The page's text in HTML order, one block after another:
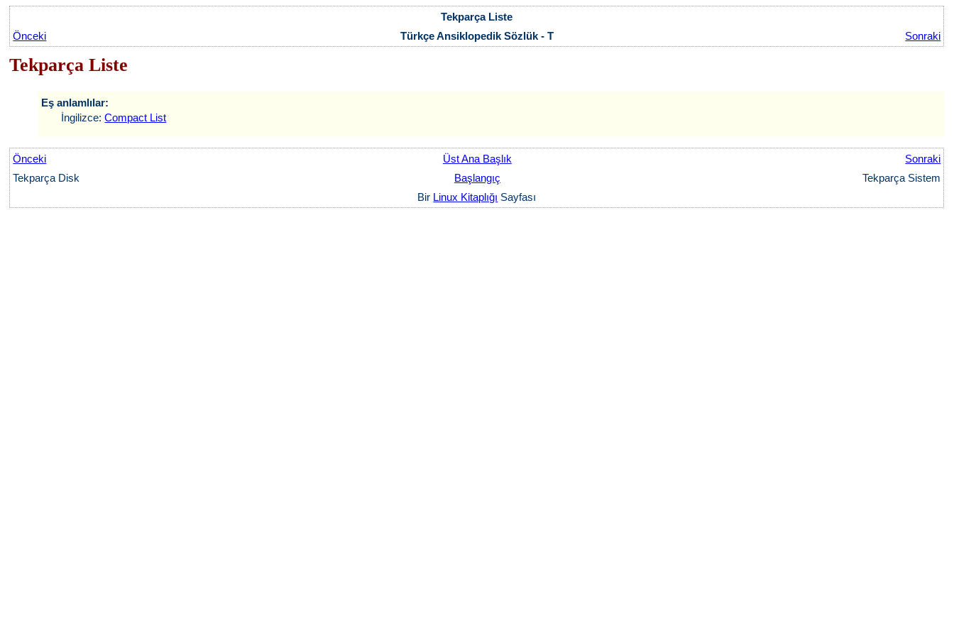
Tekparça Liste
Önceki
Türkçe Ansiklopedik Sözlük - T Sonraki
Tekparça Liste
Eş anlamlılar:
İngilizce:Compact List
Önceki Üst Ana Başlık
Sonraki
Tekparça Disk
Başlangıç
Tekparça Sistem
Bir Linux Kitaplığı Sayfası